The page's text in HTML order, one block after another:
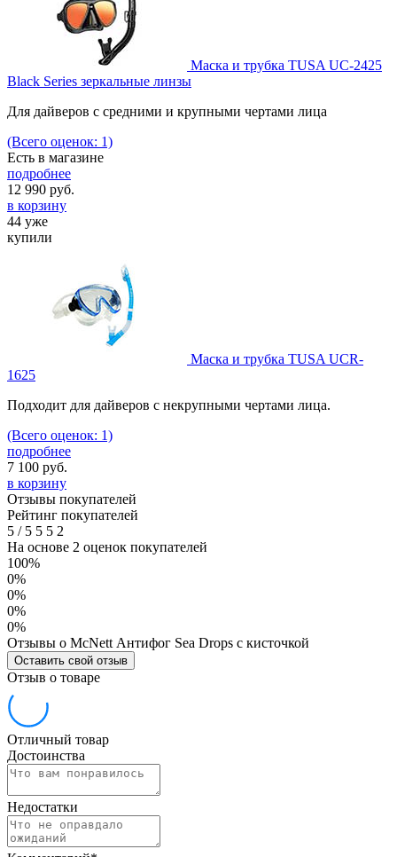
Маска и трубка TUSA UC-2425
Black Series зеркальные линзы
Для дайверов с средними и крупными чертами лица
(Всего оценок: 1)
Есть в магазине
подробнее
12 990 руб.
в корзину
44 уже
купили
Маска и трубка TUSA UCR-
1625
Подходит для дайверов с некрупными чертами лица.
(Всего оценок: 1)
подробнее
7 100 руб.
в корзину
Отзывы покупателей
Рейтинг покупателей
5 /5 5 5 2
На основе 2 оценок покупателей
100%
0%
0%
0%
0%
Отзывы о McNett Антифог Sea Drops с кисточкой
Оставить свой отзыв
Отзыв о товаре
Отличный товар
Достоинства
Недостатки